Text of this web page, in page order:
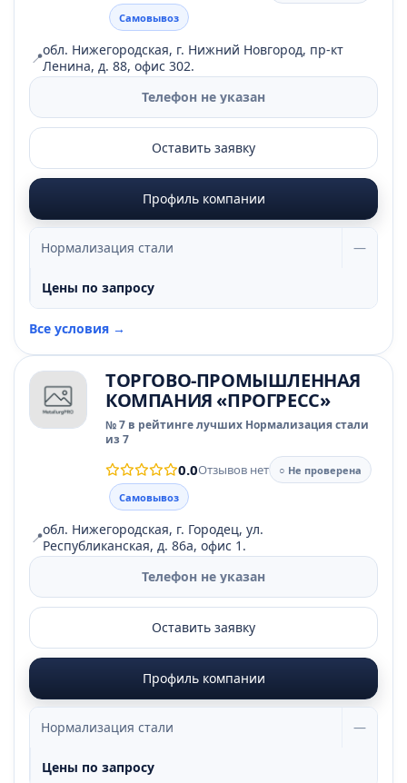
Самовывоз
📍обл. Нижегородская, г. Нижний Новгород, пр-кт
Ленина, д. 88, офис 302.
Телефон не указан
Оставить заявку
Профиль компании
Нормализация стали —
Цены по запросу
Все условия →
ТОРГОВО-ПРОМЫШЛЕННАЯ
КОМПАНИЯ «ПРОГРЕСС»
№ 7 в рейтинге лучших Нормализация стали
из 7
0.0Отзывов нет
○ Не проверена
Самовывоз
📍обл. Нижегородская, г. Городец, ул.
Республиканская, д. 86а, офис 1.
Телефон не указан
Оставить заявку
Профиль компании
Нормализация стали —
Цены по запросу